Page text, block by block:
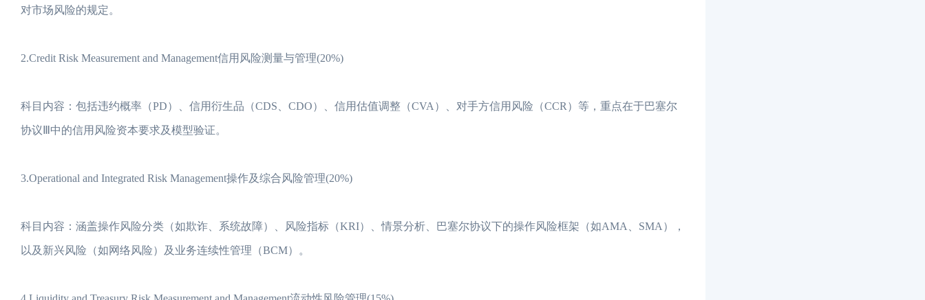
对市场风险的规定。
2.Credit Risk Measurement and Management信用风险测量与管理(20%)
科目内容：包括违约概率（PD）、信用衍生品（CDS、CDO）、信用估值调整（CVA）、对手方信用风险（CCR）等，重点在于巴塞尔
协议Ⅲ中的信用风险资本要求及模型验证。
3.Operational and Integrated Risk Management操作及综合风险管理(20%)
科目内容：涵盖操作风险分类（如欺诈、系统故障）、风险指标（KRI）、情景分析、巴塞尔协议下的操作风险框架（如AMA、SMA），
以及新兴风险（如网络风险）及业务连续性管理（BCM）。